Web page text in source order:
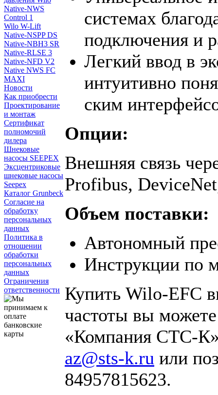
Native-NWS
Control 1
Wilo W-Lift
Native-NSPP DS
Native-NBH3 SR
Native-RLSE 3
Native-NFD V2
Native NWS FC
MAXI
Новости
Как приобрести
Проектирование
и монтаж
Сертификат
полномочий
дилера
Шнековые
насосы SEEPEX
Эксцентриковые
шнековые насосы
Seepex
Каталог Grunbeck
Согласие на
обработку
персональных
данных
Политика в
отношении
обработки
персональных
данных
Ограничения
ответственности
системах
подключения и
Легкий ввод в
интуитивно
ским
Опции:
Внешняя связь
Profibus,
Объем поставки:
Автономный
Инструкции по
Купить Wilo-EFC
частоты вы
«Компания СТС-
az@sts-k.ru или
84957815623.